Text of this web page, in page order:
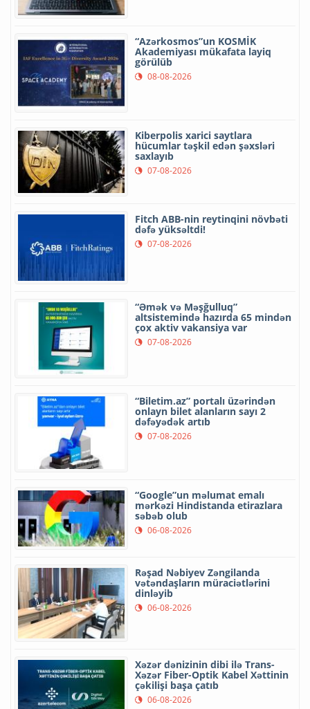
“Azərkosmos”un KOSMİK
Akademiyası mükafata layiq
görülüb
08-08-2026
Kiberpolis xarici saytlara
hücumlar təşkil edən şəxsləri
saxlayıb
07-08-2026
Fitch ABB-nin reytinqini növbəti
dəfə yüksəltdi!
07-08-2026
“Əmək və Məşğulluq”
altsistemində hazırda 65 mindən
çox aktiv vakansiya var
07-08-2026
“Biletim.az” portalı üzərindən
onlayn bilet alanların sayı 2
dəfəyədək artıb
07-08-2026
“Google”un məlumat emalı
mərkəzi Hindistanda etirazlara
səbəb olub
06-08-2026
Rəşad Nəbiyev Zəngilanda
vətəndaşların müraciətlərini
dinləyib
06-08-2026
Xəzər dənizinin dibi ilə Trans-
Xəzər Fiber-Optik Kabel Xəttinin
çəkilişi başa çatıb
06-08-2026